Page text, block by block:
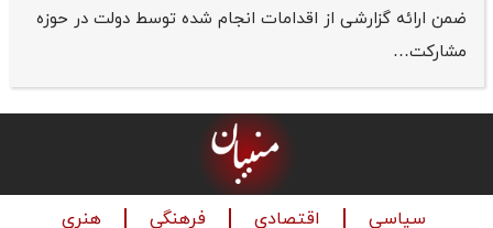
ضمن ارائه گزارشی از اقدامات انجام شده توسط دولت در حوزه
مشارکت…
سیاسی اقتصادی فرهنگی هنری